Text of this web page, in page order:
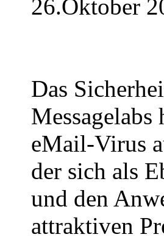
26.Oktober
Das
Messagelabs
eMail-Virus
der sich als
und den
attraktiven